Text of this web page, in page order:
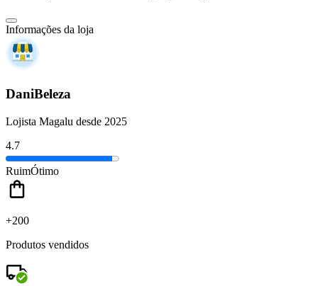
Informações da loja
DaniBeleza
Lojista Magalu desde 2025
4.7
RuimÓtimo
+200
Produtos vendidos